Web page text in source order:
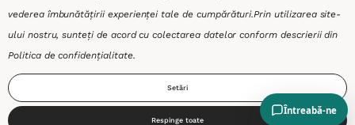
vederea îmbunătățirii experienței tale de cumpărături.Prin utilizarea site-
ului nostru, sunteți de acord cu colectarea datelor conform descrierii din
Politica de confidențialitate.
Setări
Respinge toate